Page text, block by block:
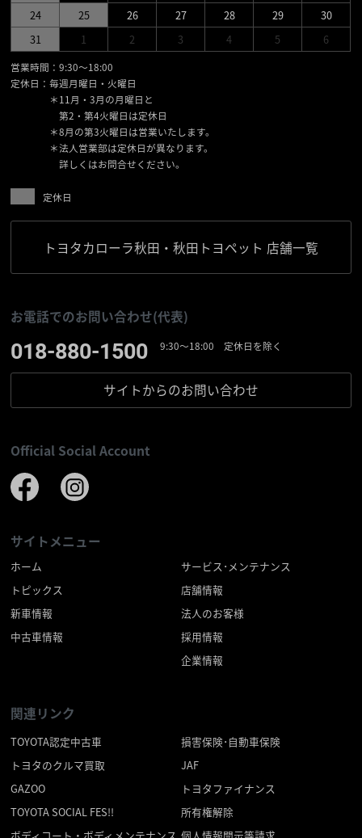
24
25 26 27 28 29
30
31
1 2 3 4 5 6
営業時間：9:30〜18:00
定休日：毎週月曜日・火曜日
＊11月・3月の月曜日と
第2・第4火曜日は定休日
＊8月の第3火曜日は営業いたします。
＊法人営業部は定休日が異なります。
詳しくはお問合せください。
定休日
トヨタカローラ秋田・秋田トヨペット 店舗一覧
お電話でのお問い合わせ(代表)
018-880-1500 9:30〜18:00 定休日を除く
サイトからのお問い合わせ
Official Social Account
サイトメニュー
ホーム
トピックス
新車情報
中古車情報
サービス･メンテナンス
店舗情報
法人のお客様
採用情報
企業情報
関連リンク
TOYOTA認定中古車
トヨタのクルマ買取
GAZOO
TOYOTA SOCIAL FES!!
損害保険･自動車保険
JAF
トヨタファイナンス
所有権解除